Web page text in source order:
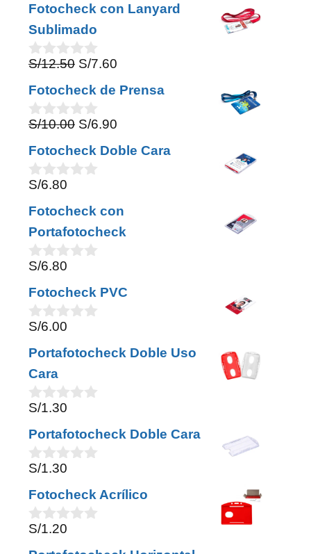
Fotocheck con Lanyard
Sublimado
0
u
t
o
f
5
S/12.50 Original
price
was:
S/12.50.
S/7.60
price
Fotocheck de Prensa
0
u
t
o
f
5
S/10.00 Original
price
was:
S/6.90
price
Fotocheck Doble Cara
0
u
t
o
f
5
S/6.80
Fotocheck con
Portafotocheck
0
u
t
o
f
5
S/6.80
Fotocheck PVC
0
u
t
o
f
5
S/6.00
Portafotocheck Doble Uso
Cara
0
u
t
o
f
5
S/1.30
Portafotocheck Doble Cara
0
u
t
o
f
5
S/1.30
Fotocheck Acrílico
0
S/1.20